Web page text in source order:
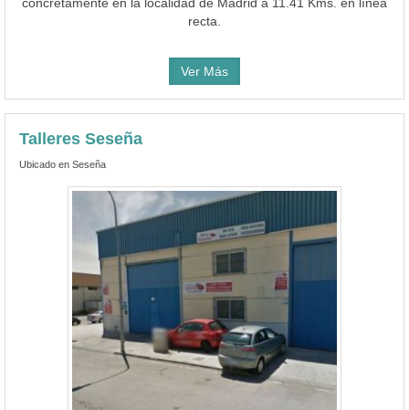
recta.
Ver Más
Talleres Seseña
Ubicado en Seseña